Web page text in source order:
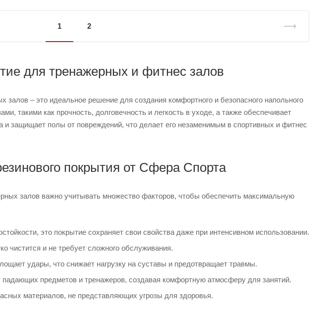
1 2
для тренажерных и фитнес залов
залов – это идеальное решение для создания комфортного и безопасного напольного
такими как прочность, долговечность и легкость в уходе, а также обеспечивает
защищает полы от повреждений, что делает его незаменимым в спортивных и фитнес
покрытия от Сфера Спорта
залов важно учитывать множество факторов, чтобы обеспечить максимальную
это покрытие сохраняет свои свойства даже при интенсивном использовании.
чистится и не требует сложного обслуживания.
удары, что снижает нагрузку на суставы и предотвращает травмы.
предметов и тренажеров, создавая комфортную атмосферу для занятий.
материалов, не представляющих угрозы для здоровья.